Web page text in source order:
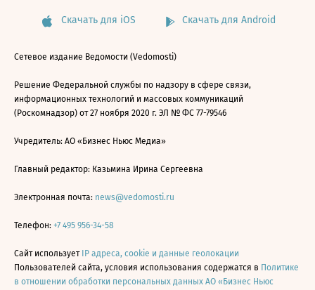
Скачать для iOS Скачать для Android
Сетевое издание Ведомости (Vedomosti)
Решение Федеральной службы по надзору в сфере связи,
информационных технологий и массовых коммуникаций
(Роскомнадзор) от 27 ноября 2020 г. ЭЛ № ФС 77-79546
Учредитель: АО «Бизнес Ньюс Медиа»
Главный редактор: Казьмина Ирина Сергеевна
Электронная почта: news@vedomosti.ru
Телефон: +7 495 956-34-58
Сайт использует IP адреса, cookie и данные геолокации
Пользователей сайта, условия использования содержатся в Политике
в отношении обработки персональных данных АО «Бизнес Ньюс